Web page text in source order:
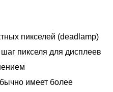
пикселей (deadlamp)
пикселя для дисплеев
имеет более